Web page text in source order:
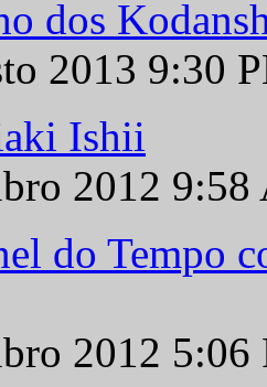
dos
2013 9:30
Ishii
2012
do Tempo
2012